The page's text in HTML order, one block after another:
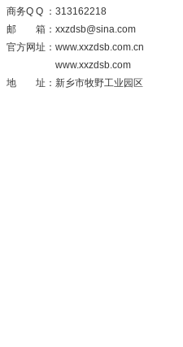
商务Q Q ：313162218
邮 箱：xxzdsb@sina.com
官方网址： www.xxzdsb.com.cn
www.xxzdsb.com
地 址：新乡市牧野工业园区